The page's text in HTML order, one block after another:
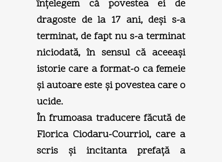
înţelegem că povestea ei de
dragoste de la 17 ani, deşi s-a
terminat, de fapt nu s-a terminat
niciodată, în sensul că aceeaşi
istorie care a format-o ca femeie
şi autoare este şi povestea care o
ucide.
În frumoasa traducere făcută de
Florica Ciodaru-Courriol, care a
scris şi incitanta prefaţă a